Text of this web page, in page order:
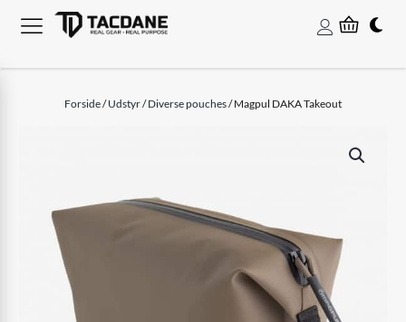
Forside/Udstyr/Diverse pouches/ Magpul DAKA Takeout